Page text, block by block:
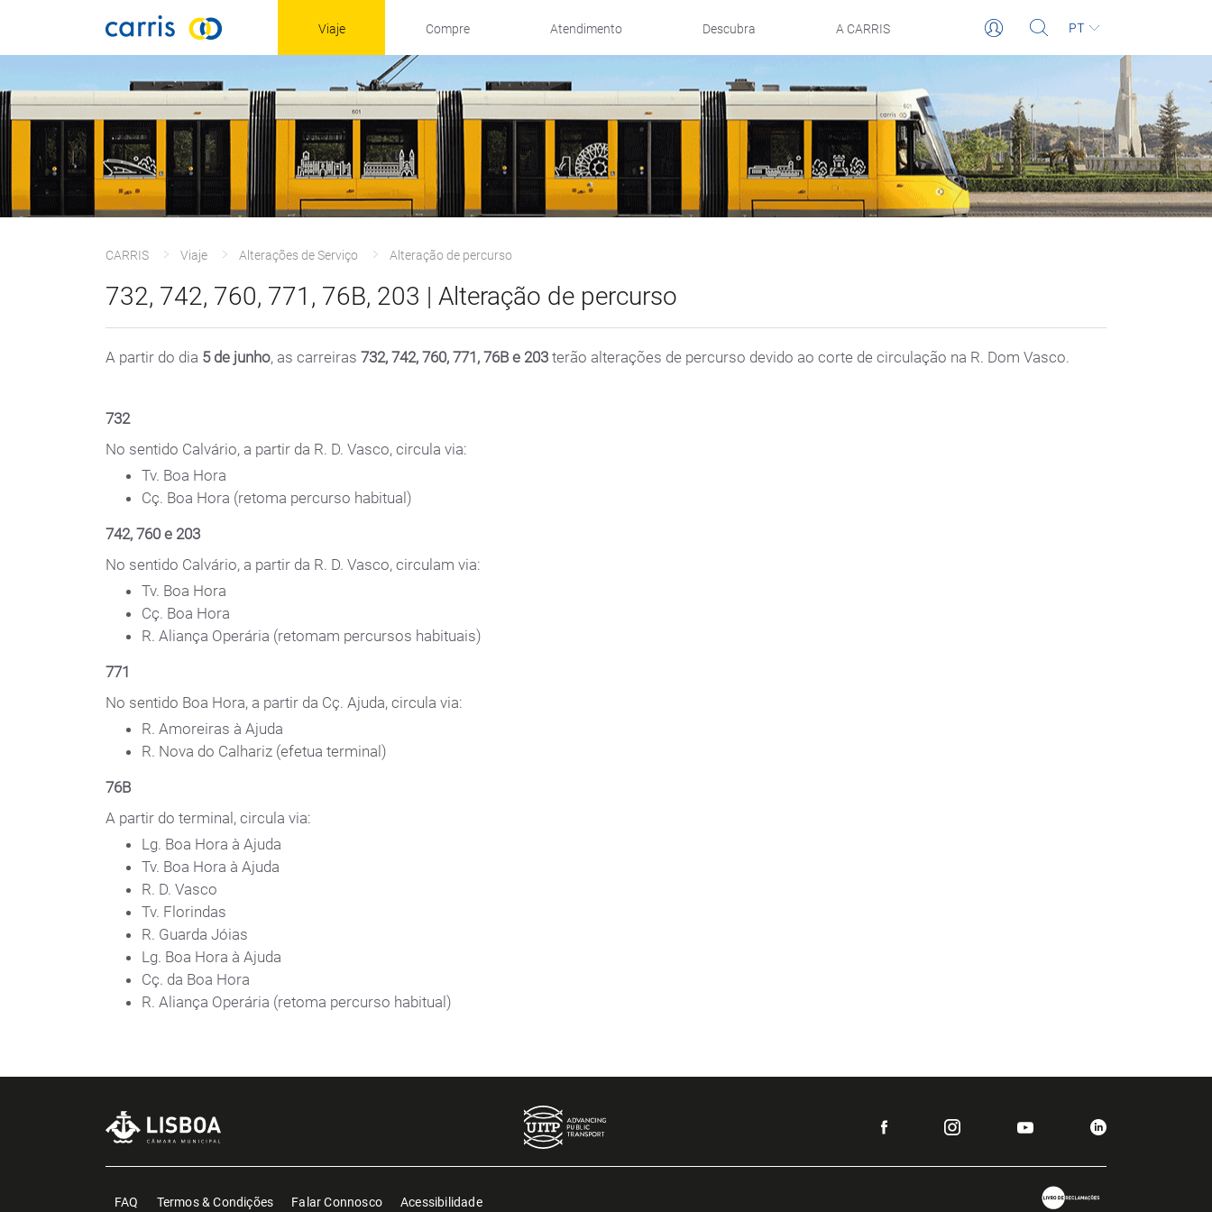
Viaje Compre Atendimento Descubra A CARRIS PT
CARRIS Viaje Alterações de Serviço Alteração de percurso
732, 742, 760, 771, 76B, 203 | Alteração de percurso
A partir do dia 5 de junho, as carreiras 732, 742, 760, 771, 76B e 203 terão alterações de percurso devido ao corte de circulação na R. Dom Vasco.
732
No sentido Calvário, a partir da R. D. Vasco, circula via:
Tv. Boa Hora
Cç. Boa Hora (retoma percurso habitual)
742, 760 e 203
No sentido Calvário, a partir da R. D. Vasco, circulam via:
Tv. Boa Hora
Cç. Boa Hora
R. Aliança Operária (retomam percursos habituais)
771
No sentido Boa Hora, a partir da Cç. Ajuda, circula via:
R. Amoreiras à Ajuda
R. Nova do Calhariz (efetua terminal)
76B
A partir do terminal, circula via:
Lg. Boa Hora à Ajuda
Tv. Boa Hora à Ajuda
R. D. Vasco
Tv. Florindas
R. Guarda Jóias
Lg. Boa Hora à Ajuda
Cç. da Boa Hora
R. Aliança Operária (retoma percurso habitual)
FAQ Termos & Condições Falar Connosco Acessibilidade